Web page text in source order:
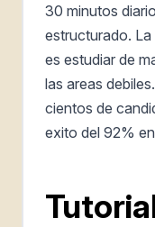
30 minutos
estructurado.
es estudiar de
las areas
cientos de
exito del 92%